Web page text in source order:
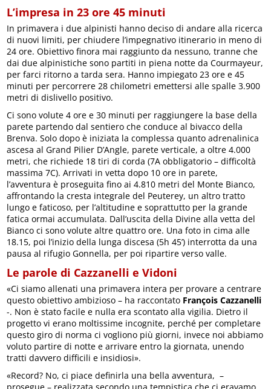
L’impresa in 23 ore 45 minuti
In primavera i due alpinisti hanno deciso di andare alla ricerca
di nuovi limiti, per chiudere l’impegnativo itinerario in meno di
24 ore. Obiettivo finora mai raggiunto da nessuno, tranne che
dai due alpinistiche sono partiti in piena notte da Courmayeur,
per farci ritorno a tarda sera. Hanno impiegato 23 ore e 45
minuti per percorrere 28 chilometri emettersi alle spalle 3.900
metri di dislivello positivo.
Ci sono volute 4 ore e 30 minuti per raggiungere la base della
parete partendo dal sentiero che conduce al bivacco della
Brenva. Solo dopo è iniziata la complessa quanto adrenalinica
ascesa al Grand Pilier D’Angle, parete verticale, a oltre 4.000
metri, che richiede 18 tiri di corda (7A obbligatorio – difficoltà
massima 7C). Arrivati in vetta dopo 10 ore in parete,
l’avventura è proseguita fino ai 4.810 metri del Monte Bianco,
affrontando la cresta integrale del Peuterey, un altro tratto
lungo e faticoso, per l’altitudine e soprattutto per la grande
fatica ormai accumulata. Dall’uscita della Divine alla vetta del
Bianco ci sono volute altre quattro ore. Una foto in cima alle
18.15, poi l’inizio della lunga discesa (5h 45’) interrotta da una
pausa al rifugio Gonnella, per poi ripartire verso valle.
Le parole di Cazzanelli e Vidoni
«Ci siamo allenati una primavera intera per provare a centrare
questo obiettivo ambizioso – ha raccontato François Cazzanelli
-. Non è stato facile e nulla era scontato alla vigilia. Dietro il
progetto vi erano moltissime incognite, perché per completare
questo giro di norma ci vogliono più giorni, invece noi abbiamo
voluto partire di notte e arrivare entro la giornata, unendo
tratti davvero difficili e insidiosi».
«Record? No, ci piace definirla una bella avventura, –